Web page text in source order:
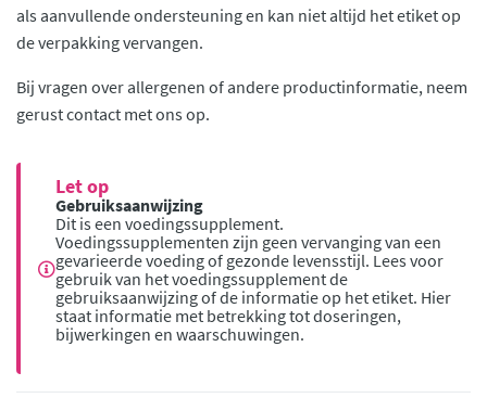
als aanvullende ondersteuning en kan niet altijd het etiket op
de verpakking vervangen.
Bij vragen over allergenen of andere productinformatie, neem
gerust contact met ons op.
Let op
Gebruiksaanwijzing
Dit is een voedingssupplement.
Voedingssupplementen zijn geen vervanging van een
gevarieerde voeding of gezonde levensstijl. Lees voor
gebruik van het voedingssupplement de
gebruiksaanwijzing of de informatie op het etiket. Hier
staat informatie met betrekking tot doseringen,
bijwerkingen en waarschuwingen.